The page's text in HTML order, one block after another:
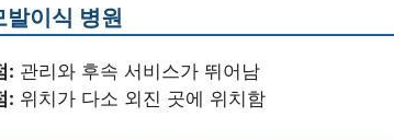
발이식 병원
: 관리와 후속 서비스가 뛰어남
: 위치가 다소 외진 곳에 위치함